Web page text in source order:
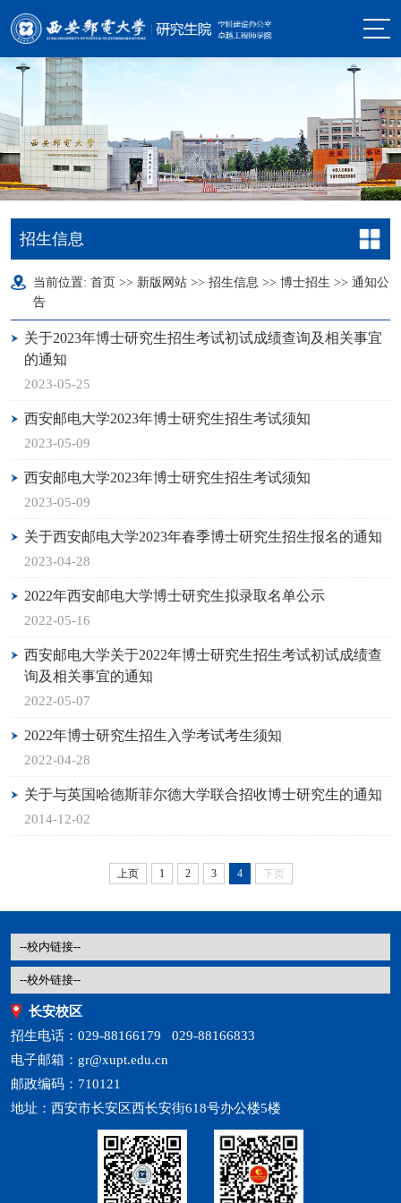
招生信息
当前位置: 首页 >> 新版网站 >> 招生信息 >> 博士招生 >> 通知公
告
关于2023年博士研究生招生考试初试成绩查询及相关事宜
的通知
2023-05-25
西安邮电大学2023年博士研究生招生考试须知
2023-05-09
西安邮电大学2023年博士研究生招生考试须知
2023-05-09
关于西安邮电大学2023年春季博士研究生招生报名的通知
2023-04-28
2022年西安邮电大学博士研究生拟录取名单公示
2022-05-16
西安邮电大学关于2022年博士研究生招生考试初试成绩查
询及相关事宜的通知
2022-05-07
2022年博士研究生招生入学考试考生须知
2022-04-28
关于与英国哈德斯菲尔德大学联合招收博士研究生的通知
2014-12-02
上页 1 2 3 4 下页
长安校区
招生电话：029-88166179 029-88166833
电子邮箱：gr@xupt.edu.cn
邮政编码：710121
地址：西安市长安区西长安街618号办公楼5楼